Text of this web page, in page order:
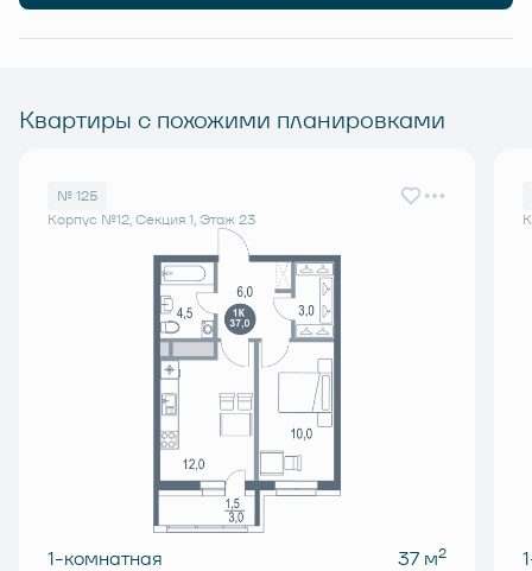
Квартиры с похожими планировками
№ 125
Корпус №12, Секция 1, Этаж 23
1-комнатная 37 м2